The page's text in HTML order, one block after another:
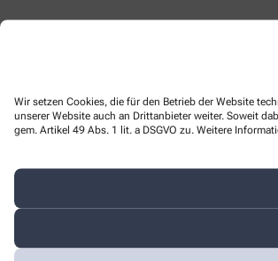
Wir setzen Cookies, die für den Betrieb der Website
unserer Website auch an Drittanbieter weiter. Soweit
gem. Artikel 49 Abs. 1 lit. a DSGVO zu. Weitere